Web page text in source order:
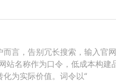
言，告别冗长搜索，输入
站名称作为口令，低成本构
为实际价值。词令以“